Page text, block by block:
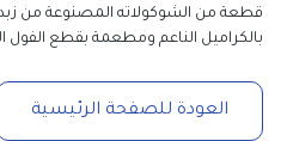
بالكراميل الناعم ومطعمة بقطع
العودة للصفحة الرئيسية